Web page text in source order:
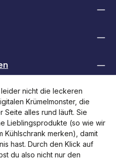
nicht die leckeren
Krümelmonster, die
Seite alles rund läuft. Sie
Lieblingsprodukte (so wie wir
Kühlschrank merken), damit
hast. Durch den Klick auf
du also nicht nur den